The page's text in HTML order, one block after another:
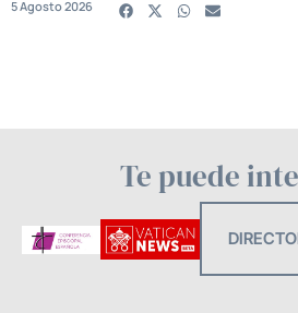
5 Agosto 2026
Te puede